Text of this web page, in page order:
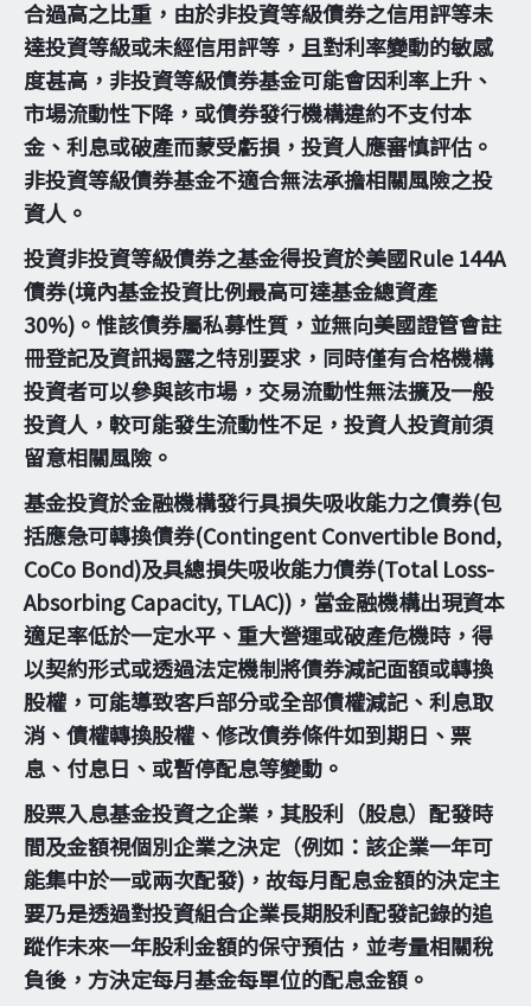
合過高之比重，由於非投資等級債券之信用評等未
達投資等級或未經信用評等，且對利率變動的敏感
度甚高，非投資等級債券基金可能會因利率上升、
市場流動性下降，或債券發行機構違約不支付本
金、利息或破產而蒙受虧損，投資人應審慎評估。
非投資等級債券基金不適合無法承擔相關風險之投
資人。
投資非投資等級債券之基金得投資於美國Rule 144A
債券(境內基金投資比例最高可達基金總資產
30%)。惟該債券屬私募性質，並無向美國證管會註
冊登記及資訊揭露之特別要求，同時僅有合格機構
投資者可以參與該市場，交易流動性無法擴及一般
投資人，較可能發生流動性不足，投資人投資前須
留意相關風險。
基金投資於金融機構發行具損失吸收能力之債券(包
括應急可轉換債券(Contingent Convertible Bond,
CoCo Bond)及具總損失吸收能力債券(Total Loss-
Absorbing Capacity, TLAC))，當金融機構出現資本
適足率低於一定水平、重大營運或破產危機時，得
以契約形式或透過法定機制將債券減記面額或轉換
股權，可能導致客戶部分或全部債權減記、利息取
消、債權轉換股權、修改債券條件如到期日、票
息、付息日、或暫停配息等變動。
股票入息基金投資之企業，其股利（股息）配發時
間及金額視個別企業之決定（例如：該企業一年可
能集中於一或兩次配發)，故每月配息金額的決定主
要乃是透過對投資組合企業長期股利配發記錄的追
蹤作未來一年股利金額的保守預估，並考量相關稅
負後，方決定每月基金每單位的配息金額。